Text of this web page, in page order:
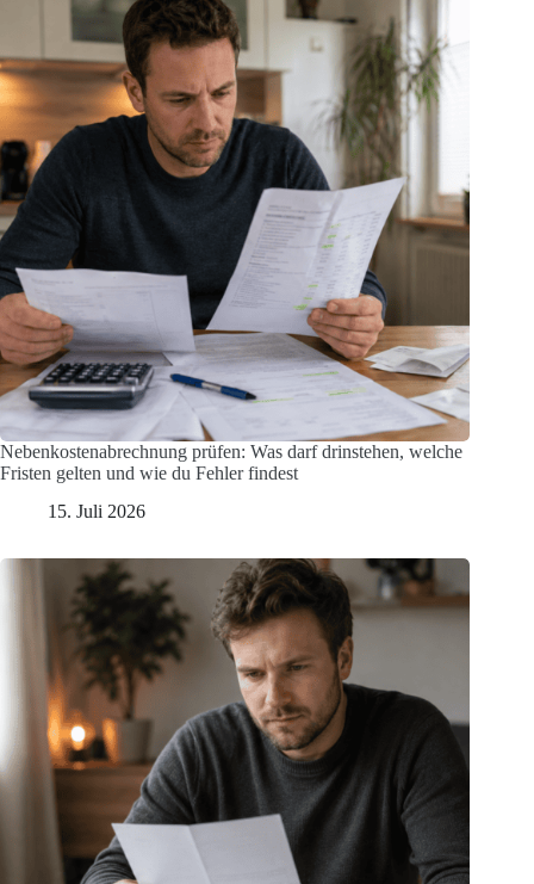
Nebenkostenabrechnung prüfen: Was darf drinstehen, welche
Fristen gelten und wie du Fehler findest
15. Juli 2026